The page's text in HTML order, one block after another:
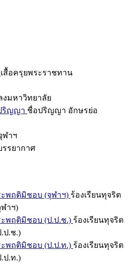
เสื้อครุยพระราชทาน
งมหาวิทยาลัย
ริญญา ชื่อปริญญา อักษรย่อ
ฬาฯ
รยากาศ
ะพฤติมิชอบ (จุฬาฯ) ร้องเรียนทุจริต
าฯ)
ะพฤติมิชอบ (ป.ป.ช.) ร้องเรียนทุจริต
ป.ช.)
ะพฤติมิชอบ (ป.ป.ท.) ร้องเรียนทุจริต
ป.ท.)